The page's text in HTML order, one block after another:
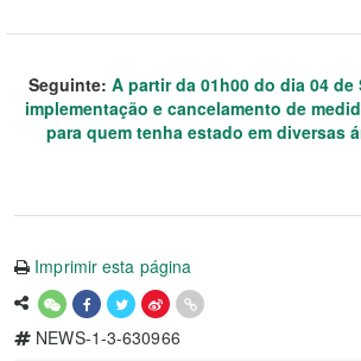
Seguinte: A partir da 01h00 do dia 04 de
implementação e cancelamento de
para quem tenha estado em diversas
Imprimir esta página
NEWS-1-3-630966